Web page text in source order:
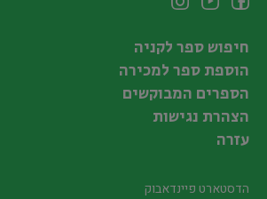
חיפוש ספר לקניה
הוספת ספר למכירה
הספרים המבוקשים
הצהרת נגישות
עזרה
הדסטארט פיינדאבוק